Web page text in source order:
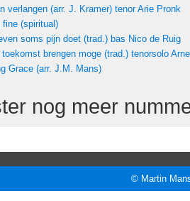
verlangen (arr. J. Kramer) tenor Arie Pronk
fine (spiritual)
soms pijn doet (trad.) bas Nico de Ruig
brengen moge (trad.) tenorsolo
Grace (arr. J.M. Mans)
nog meer
© Martin